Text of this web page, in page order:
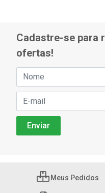
Cadastre-se para
ofertas!
Meus Pedidos